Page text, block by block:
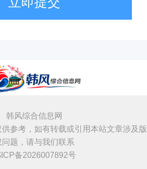
韩风综合信息网
参考，如有转载或引用本站文章涉及版
问题，请与我们联系
备2026007892号